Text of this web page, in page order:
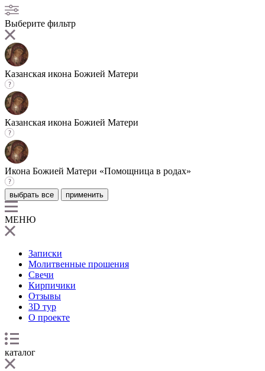
Выберите фильтр
Казанская икона Божией Матери
Казанская икона Божией Матери
Икона Божией Матери «Помощница в родах»
выбрать все применить
МЕНЮ
Записки
Молитвенные прошения
Свечи
Кирпичики
Отзывы
3D тур
О проекте
каталог